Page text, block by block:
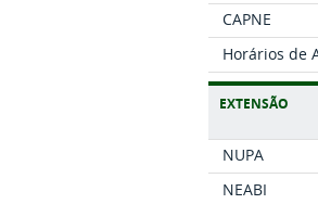
CAPNE
Horários de
EXTENSÃO
NUPA
NEABI